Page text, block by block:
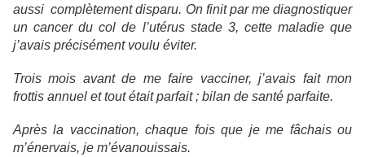
aussi complètement disparu. On finit par me diagnostiquer
un cancer du col de l’utérus stade 3, cette maladie que
j’avais précisément voulu éviter.
Trois mois avant de me faire vacciner, j’avais fait mon
frottis annuel et tout était parfait ; bilan de santé parfaite.
Après la vaccination, chaque fois que je me fâchais ou
m’énervais, je m’évanouissais.